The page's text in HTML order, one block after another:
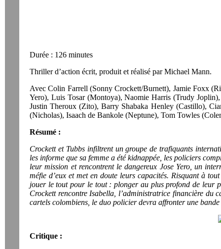
Durée : 126 minutes
Thriller d’action écrit, produit et réalisé par Michael Mann.
Avec Colin Farrell (Sonny Crockett/Burnett), Jamie Foxx
Yero), Luis Tosar (Montoya), Naomie Harris (Trudy
Justin Theroux (Zito), Barry Shabaka Henley (Castillo),
(Nicholas), Isaach de Bankole (Neptune), Tom Towles
Résumé :
Crockett et Tubbs infiltrent un groupe de trafiquants
les informe que sa femme a été kidnappée, les policiers
leur mission et rencontrent le dangereux Jose Yero, un
méfie d’eux et met en doute leurs capacités. Risquant à
jouer le tout pour le tout : plonger au plus profond de leur
Crockett rencontre Isabella, l’administratrice financière du
cartels colombiens, le duo policier devra affronter une
Critique :